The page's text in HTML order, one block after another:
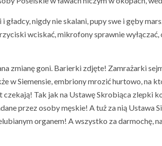
nigdy nie skalani, pupy swe i gęby
wciskać, mikrofony sprawnie wyłączać,
zmianę goni. Barierki zdjęte! Zamrażarki
w Siemensie, embriony mrozić hurtowo, na
czekają! Tak jak na Ustawę Skrobiąca zlepki
przez osoby męskie! A tuż za nią Ustawa
organem! A wszystko za darmochę,